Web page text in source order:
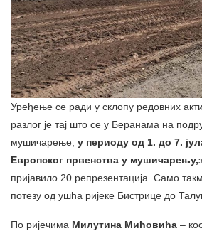
Уређење се ради у склопу редовних
разлог је тај што се у Беранама на
мушичарење, у периоду од 1. до 7.
Европског првенства у мушичарењу,
пријавило 20 репрезентација. Само
потезу од ушћа ријеке Бистрице до
По ријечима Милутина Мићовића –